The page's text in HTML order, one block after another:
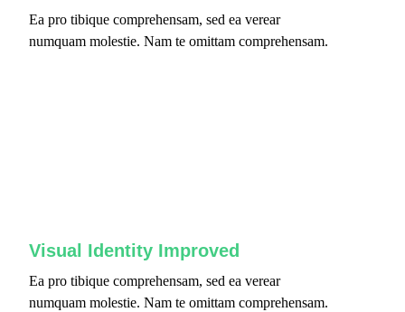
Ea pro tibique comprehensam, sed ea verear
numquam molestie. Nam te omittam comprehensam.
Visual Identity Improved
Ea pro tibique comprehensam, sed ea verear
numquam molestie. Nam te omittam comprehensam.